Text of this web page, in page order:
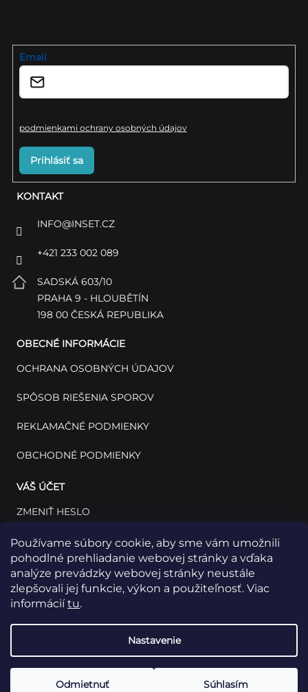
Používame súbory cookie, aby sme vám umožnili
pohodlné prehliadanie webovej stránky a vďaka
analýze prevádzky webovej stránky neustále
zlepšovali jej funkcie, výkon a použiteľnosť. Viac
informáciítu.
Nastavenie
Odmietnuť Súhlasím
KONTAKT
INFO@INSET.CZ
+421 233 002 089
SADSKÁ 603/10
PRAHA 9 - HLOUBĚTÍN
198 00 ČESKÁ REPUBLIKA
OBECNÉ INFORMÁCIE
OCHRANA OSOBNÝCH ÚDAJOV
SPÔSOB RIEŠENIA SPOROV
REKLAMAČNÉ PODMIENKY
OBCHODNÉ PODMIENKY
VÁŠ ÚČET
ZMENIŤ HESLO
VÁŠ PROFIL
VAŠE OBJEDNÁVKY
Email
podmienkami ochrany osobných údajov
Prihlásiť sa